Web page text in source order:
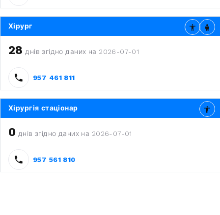
Хірург
28 днів згідно даних на 2026-07-01
957 461 811
Хірургія стаціонар
0 днів згідно даних на 2026-07-01
957 561 810